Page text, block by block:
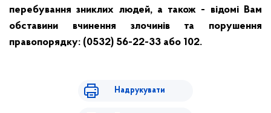
перебування зниклих людей, а також - відомі Вам
обставини вчинення злочинів та порушення
правопорядку: (0532) 56-22-33 або 102.
Надрукувати